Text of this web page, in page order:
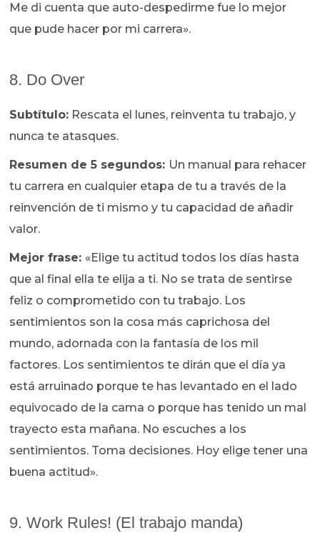
Me di cuenta que auto-despedirme fue lo mejor
que pude hacer por mi carrera».
8. Do Over
Subtítulo: Rescata el lunes, reinventa tu trabajo, y
nunca te atasques.
Resumen de 5 segundos: Un manual para rehacer
tu carrera en cualquier etapa de tu a través de la
reinvención de ti mismo y tu capacidad de añadir
valor.
Mejor frase: «Elige tu actitud todos los días hasta
que al final ella te elija a ti. No se trata de sentirse
feliz o comprometido con tu trabajo. Los
sentimientos son la cosa más caprichosa del
mundo, adornada con la fantasía de los mil
factores. Los sentimientos te dirán que el día ya
está arruinado porque te has levantado en el lado
equivocado de la cama o porque has tenido un mal
trayecto esta mañana. No escuches a los
sentimientos. Toma decisiones. Hoy elige tener una
buena actitud».
9. Work Rules! (El trabajo manda)